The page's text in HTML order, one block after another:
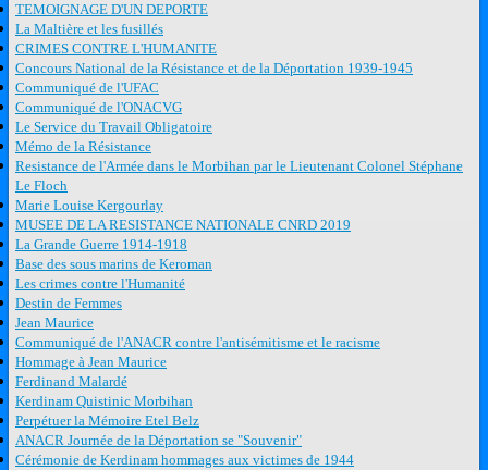
TEMOIGNAGE D'UN DEPORTE
La Maltière et les fusillés
CRIMES CONTRE L'HUMANITE
Concours National de la Résistance et de la Déportation 1939-1945
Communiqué de l'UFAC
Communiqué de l'ONACVG
Le Service du Travail Obligatoire
Mémo de la Résistance
Resistance de l'Armée dans le Morbihan par le Lieutenant Colonel Stéphane
Le Floch
Marie Louise Kergourlay
MUSEE DE LA RESISTANCE NATIONALE CNRD 2019
La Grande Guerre 1914-1918
Base des sous marins de Keroman
Les crimes contre l'Humanité
Destin de Femmes
Jean Maurice
Communiqué de l'ANACR contre l'antisémitisme et le racisme
Hommage à Jean Maurice
Ferdinand Malardé
Kerdinam Quistinic Morbihan
Perpétuer la Mémoire Etel Belz
ANACR Journée de la Déportation se "Souvenir"
Cérémonie de Kerdinam hommages aux victimes de 1944